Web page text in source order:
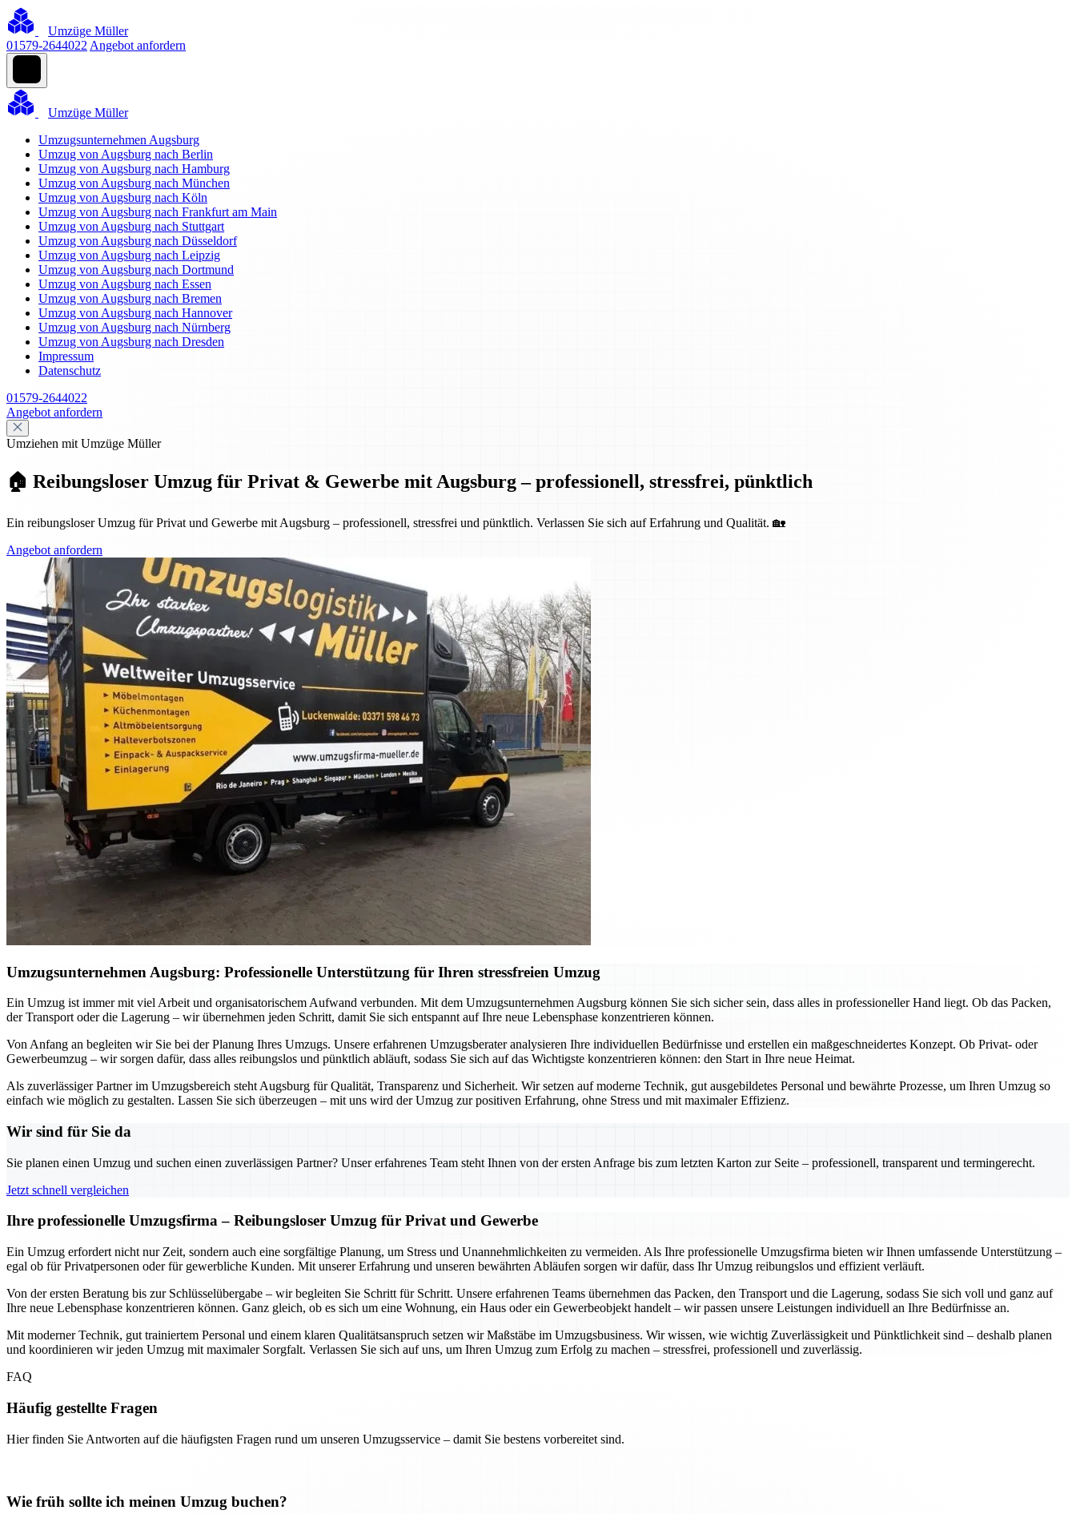
Umzüge Müller
01579-2644022 Angebot anfordern
Umzüge Müller
Umzugsunternehmen Augsburg
Umzug von Augsburg nach Berlin
Umzug von Augsburg nach Hamburg
Umzug von Augsburg nach München
Umzug von Augsburg nach Köln
Umzug von Augsburg nach Frankfurt am Main
Umzug von Augsburg nach Stuttgart
Umzug von Augsburg nach Düsseldorf
Umzug von Augsburg nach Leipzig
Umzug von Augsburg nach Dortmund
Umzug von Augsburg nach Essen
Umzug von Augsburg nach Bremen
Umzug von Augsburg nach Hannover
Umzug von Augsburg nach Nürnberg
Umzug von Augsburg nach Dresden
Impressum
Datenschutz
01579-2644022
Angebot anfordern
Umziehen mit Umzüge Müller
🏠 Reibungsloser Umzug für Privat & Gewerbe mit Augsburg – professionell, stressfrei, pünktlich
Ein reibungsloser Umzug für Privat und Gewerbe mit Augsburg – professionell, stressfrei und pünktlich. Verlassen Sie sich auf Erfahrung und Qualität. 🏡
Angebot anfordern
Umzugsunternehmen Augsburg: Professionelle Unterstützung für Ihren stressfreien Umzug
Ein Umzug ist immer mit viel Arbeit und organisatorischem Aufwand verbunden. Mit dem Umzugsunternehmen Augsburg können Sie sich sicher sein, dass alles in professioneller Hand liegt. Ob das Packen,
der Transport oder die Lagerung – wir übernehmen jeden Schritt, damit Sie sich entspannt auf Ihre neue Lebensphase konzentrieren können.
Von Anfang an begleiten wir Sie bei der Planung Ihres Umzugs. Unsere erfahrenen Umzugsberater analysieren Ihre individuellen Bedürfnisse und erstellen ein maßgeschneidertes Konzept. Ob Privat- oder
Gewerbeumzug – wir sorgen dafür, dass alles reibungslos und pünktlich abläuft, sodass Sie sich auf das Wichtigste konzentrieren können: den Start in Ihre neue Heimat.
Als zuverlässiger Partner im Umzugsbereich steht Augsburg für Qualität, Transparenz und Sicherheit. Wir setzen auf moderne Technik, gut ausgebildetes Personal und bewährte Prozesse, um Ihren Umzug so
einfach wie möglich zu gestalten. Lassen Sie sich überzeugen – mit uns wird der Umzug zur positiven Erfahrung, ohne Stress und mit maximaler Effizienz.
Wir sind für Sie da
Sie planen einen Umzug und suchen einen zuverlässigen Partner? Unser erfahrenes Team steht Ihnen von der ersten Anfrage bis zum letzten Karton zur Seite – professionell, transparent und termingerecht.
Jetzt schnell vergleichen
Ihre professionelle Umzugsfirma – Reibungsloser Umzug für Privat und Gewerbe
Ein Umzug erfordert nicht nur Zeit, sondern auch eine sorgfältige Planung, um Stress und Unannehmlichkeiten zu vermeiden. Als Ihre professionelle Umzugsfirma bieten wir Ihnen umfassende Unterstützung –
egal ob für Privatpersonen oder für gewerbliche Kunden. Mit unserer Erfahrung und unseren bewährten Abläufen sorgen wir dafür, dass Ihr Umzug reibungslos und effizient verläuft.
Von der ersten Beratung bis zur Schlüsselübergabe – wir begleiten Sie Schritt für Schritt. Unsere erfahrenen Teams übernehmen das Packen, den Transport und die Lagerung, sodass Sie sich voll und ganz auf
Ihre neue Lebensphase konzentrieren können. Ganz gleich, ob es sich um eine Wohnung, ein Haus oder ein Gewerbeobjekt handelt – wir passen unsere Leistungen individuell an Ihre Bedürfnisse an.
Mit moderner Technik, gut trainiertem Personal und einem klaren Qualitätsanspruch setzen wir Maßstäbe im Umzugsbusiness. Wir wissen, wie wichtig Zuverlässigkeit und Pünktlichkeit sind – deshalb planen
und koordinieren wir jeden Umzug mit maximaler Sorgfalt. Verlassen Sie sich auf uns, um Ihren Umzug zum Erfolg zu machen – stressfrei, professionell und zuverlässig.
FAQ
Häufig gestellte Fragen
Hier finden Sie Antworten auf die häufigsten Fragen rund um unseren Umzugsservice – damit Sie bestens vorbereitet sind.
Wie früh sollte ich meinen Umzug buchen?